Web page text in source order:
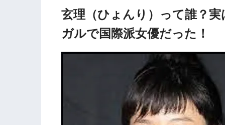
玄理（ひょんり）って誰？
ガルで国際派女優だった！